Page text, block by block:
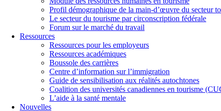
Profil démographique de la main-d’œuvre du secteur
Le secteur du tourisme par circonscription fédérale
Forum sur le marché du travail
Ressources
Ressources pour les employeurs
Ressources académiques
Boussole des carrières
Centre d’information sur l’immigration
Guide de sensibilisation aux réalités autochtones
Coalition des universités canadiennes en tourisme
L’aide à la santé mentale
Nouvelles